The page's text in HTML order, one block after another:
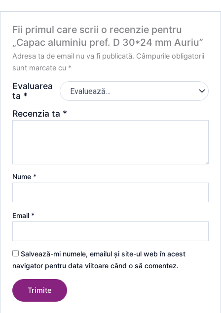
Fii primul care scrii o recenzie pentru
„Capac aluminiu pref. D 30*24 mm Auriu”
Adresa ta de email nu va fi publicată. Câmpurile obligatorii
sunt marcate cu *
Evaluarea
ta *
Recenzia ta *
Nume *
Email *
Salvează-mi numele, emailul și site-ul web în acest
navigator pentru data viitoare când o să comentez.